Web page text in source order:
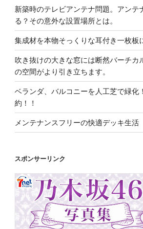
新築時のテレビアンテナ問題。アンテ
る？その意外な設置場所とは。
集成材を本物そっくりな耳付き一枚板
吹き抜けの大きな窓には断然バーチカ
の空間がより引き立ちます。
ベランダ、バルコニーを人工芝で緑化
約！！
メンテナンスフリーの快適デッキ生活
スポンサーリンク